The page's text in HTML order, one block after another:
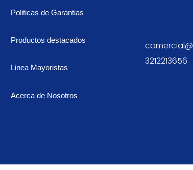
Politicas de Garantias
Productos destacados
Linea Mayoristas
Acerca de Nosotros
3212213656